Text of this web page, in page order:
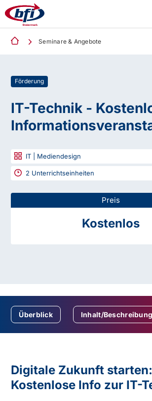
Seminare & Angebote
Förderung
IT-Technik -
IT | Mediendesign
2 Unterrichtseinheiten
Preis
Kostenlos
Überblick Inhalt/Beschreibung
Digitale Zukunft starten:
Kostenlose Info zur IT-